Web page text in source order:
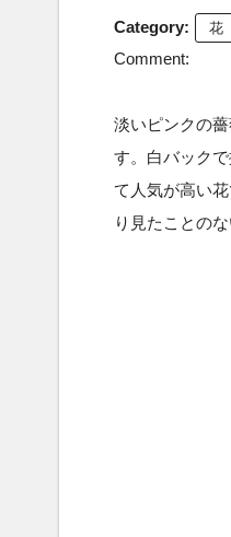
Category: 花
Comment:
淡いピンクの
す。白バック
て人気が高い
り見たことの